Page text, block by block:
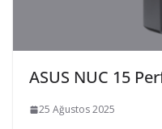
ASUS NUC 15
25 Ağustos 2025